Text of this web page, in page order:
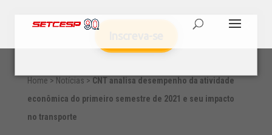
Home > Notícias > CNT analisa desempenho da atividade
econômica do primeiro semestre de 2021 e seu impacto
no transporte